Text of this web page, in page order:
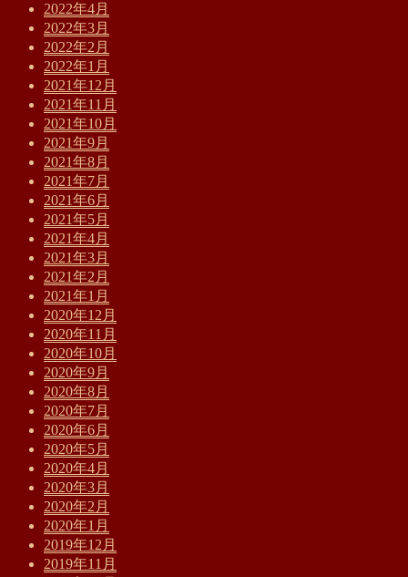
2022年4月
2022年3月
2022年2月
2022年1月
2021年12月
2021年11月
2021年10月
2021年9月
2021年8月
2021年7月
2021年6月
2021年5月
2021年4月
2021年3月
2021年2月
2021年1月
2020年12月
2020年11月
2020年10月
2020年9月
2020年8月
2020年7月
2020年6月
2020年5月
2020年4月
2020年3月
2020年2月
2020年1月
2019年12月
2019年11月